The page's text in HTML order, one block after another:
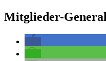
Mitglieder-